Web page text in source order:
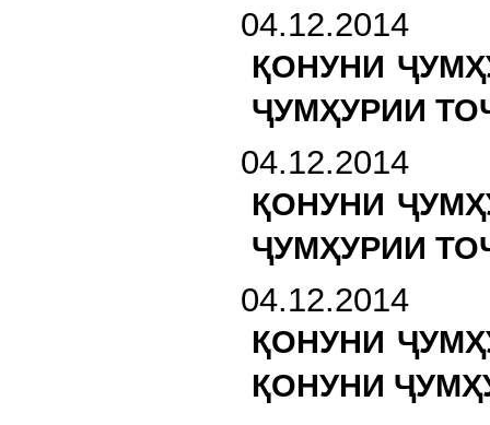
04.12.2014
ҚОНУНИ
ҶУМҲУРИИ
04.12.2014
ҚОНУНИ
ҶУМҲУРИИ
04.12.2014
ҚОНУНИ
ҚОНУНИ